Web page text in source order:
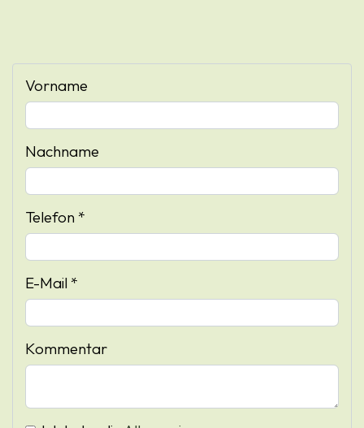
Vorname
Nachname
Telefon *
E-Mail *
Kommentar